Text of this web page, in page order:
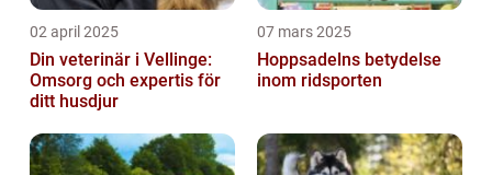
02 april 2025
Din veterinär i Vellinge:
Omsorg och expertis för
ditt husdjur
07 mars 2025
Hoppsadelns betydelse
inom ridsporten